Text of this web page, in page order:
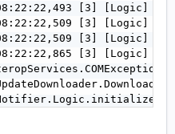
08:22:22,493 [3] [Logic] :
08:22:22,509 [3] [Logic] :
08:22:22,509 [3] [Logic] :
08:22:22,865 [3] [Logic]